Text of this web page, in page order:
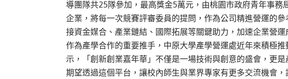
導團隊共25隊參加，最高獎金5萬元，由桃園市政府青年事務
企業，將每一次競賽評審委員的提問，作為公司精進營運的
接資金媒合、產業鏈結、國際拓展等關鍵助力，加速企業營運
作為產學合作的重要推手，中原大學產學營運處近年來積極
示，「創新創業嘉年華」不僅是一場技術與創意的盛會，更
期望透過這個平台，讓校內師生與業界專家有更多交流機會